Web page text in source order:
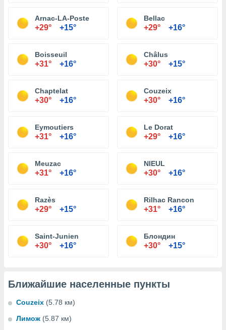
Arnac-LA-Poste
+29° +15°
Bellac
+29° +16°
Boisseuil
+31° +16°
Châlus
+30° +15°
Chaptelat
+30° +16°
Couzeix
+30° +16°
Eymoutiers
+31° +16°
Le Dorat
+29° +16°
Meuzac
+31° +16°
NIEUL
+30° +16°
Razès
+29° +15°
Rilhac Rancon
+31° +16°
Saint-Junien
+30° +16°
Блондин
+30° +15°
Ближайшие населенные пункты
Couzeix (5.78 км)
Лимож (5.87 км)